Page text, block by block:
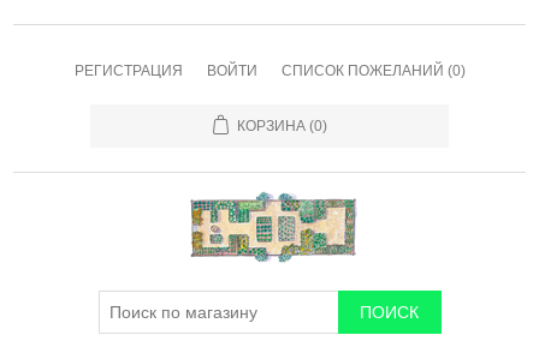
РЕГИСТРАЦИЯ ВОЙТИ СПИСОК ПОЖЕЛАНИЙ (0)
КОРЗИНА (0)